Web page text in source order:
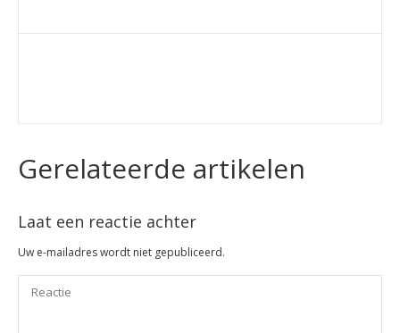
Gerelateerde artikelen
Laat een reactie achter
Uw e-mailadres wordt niet gepubliceerd.